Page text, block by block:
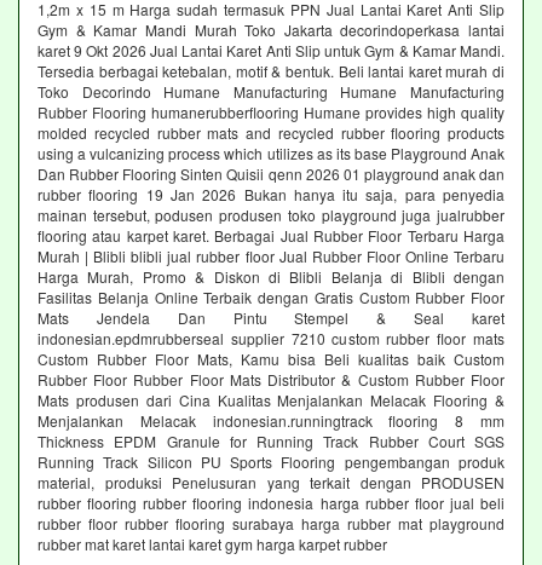
1,2m x 15 m Harga sudah termasuk PPN Jual Lantai Karet Anti Slip
Gym & Kamar Mandi Murah Toko Jakarta decorindoperkasa lantai
karet 9 Okt 2026 Jual Lantai Karet Anti Slip untuk Gym & Kamar Mandi.
Tersedia berbagai ketebalan, motif & bentuk. Beli lantai karet murah di
Toko Decorindo Humane Manufacturing Humane Manufacturing
Rubber Flooring humanerubberflooring Humane provides high quality
molded recycled rubber mats and recycled rubber flooring products
using a vulcanizing process which utilizes as its base Playground Anak
Dan Rubber Flooring Sinten Quisii qenn 2026 01 playground anak dan
rubber flooring 19 Jan 2026 Bukan hanya itu saja, para penyedia
mainan tersebut, podusen produsen toko playground juga jualrubber
flooring atau karpet karet. Berbagai Jual Rubber Floor Terbaru Harga
Murah | Blibli blibli jual rubber floor Jual Rubber Floor Online Terbaru
Harga Murah, Promo & Diskon di Blibli Belanja di Blibli dengan
Fasilitas Belanja Online Terbaik dengan Gratis Custom Rubber Floor
Mats Jendela Dan Pintu Stempel & Seal karet
indonesian.epdmrubberseal supplier 7210 custom rubber floor mats
Custom Rubber Floor Mats, Kamu bisa Beli kualitas baik Custom
Rubber Floor Rubber Floor Mats Distributor & Custom Rubber Floor
Mats produsen dari Cina Kualitas Menjalankan Melacak Flooring &
Menjalankan Melacak indonesian.runningtrack flooring 8 mm
Thickness EPDM Granule for Running Track Rubber Court SGS
Running Track Silicon PU Sports Flooring pengembangan produk
material, produksi Penelusuran yang terkait dengan PRODUSEN
rubber flooring rubber flooring indonesia harga rubber floor jual beli
rubber floor rubber flooring surabaya harga rubber mat playground
rubber mat karet lantai karet gym harga karpet rubber